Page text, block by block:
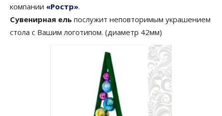
компании «Ростр».
Сувенирная ель послужит неповторимым украшением
стола с Вашим логотипом. (диаметр 42мм)